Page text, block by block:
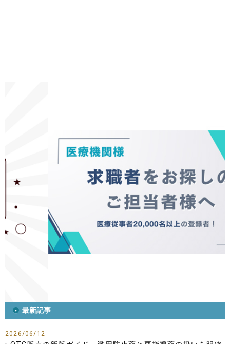
最新記事
2026/06/12